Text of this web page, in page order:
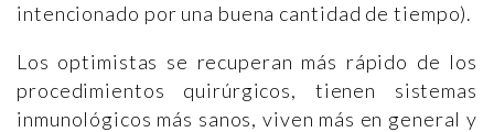
intencionado por una buena cantidad de tiempo).
Los optimistas se recuperan más rápido de los
procedimientos quirúrgicos, tienen sistemas
inmunológicos más sanos, viven más en general y